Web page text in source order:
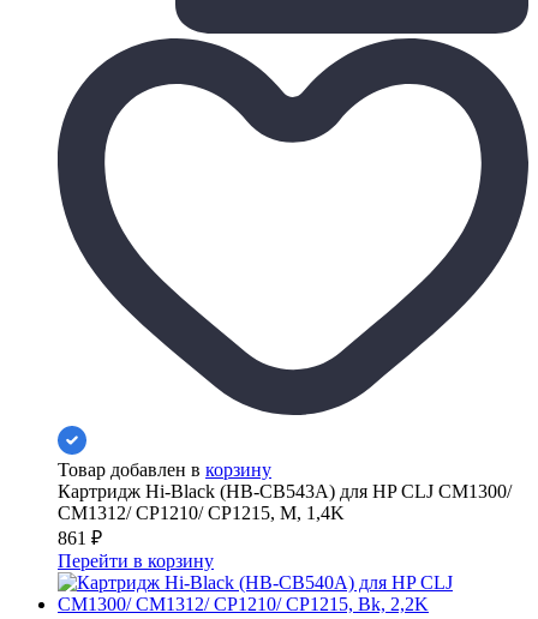
Товар добавлен в корзину
Картридж Hi-Black (HB-CB543A) для HP CLJ CM1300/
CM1312/ CP1210/ CP1215, M, 1,4K
861 ₽
Перейти в корзину